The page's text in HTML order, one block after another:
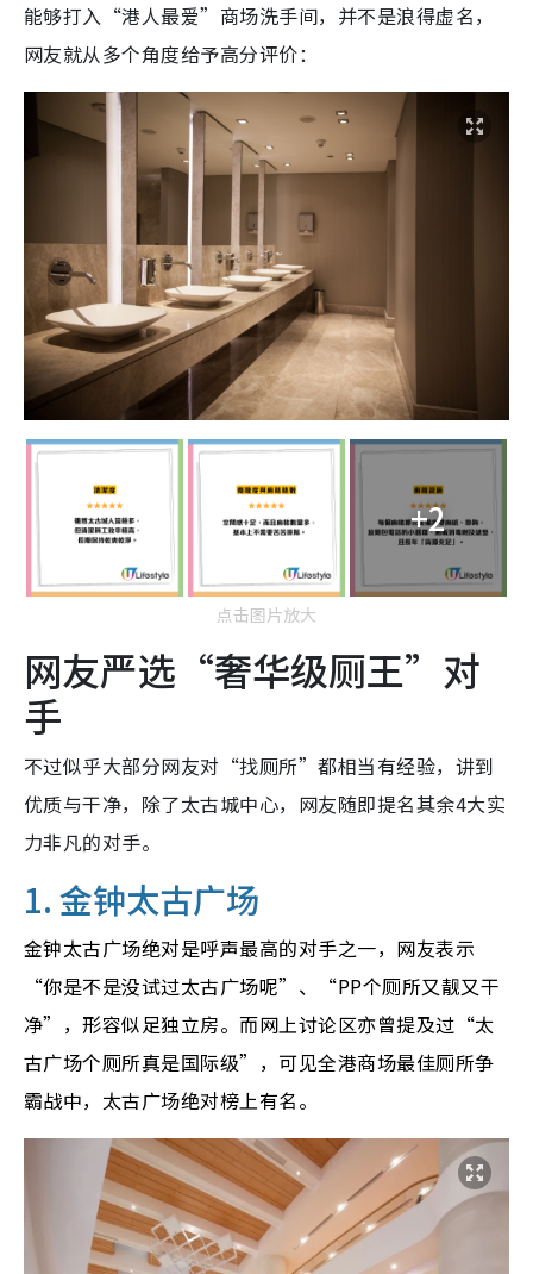
能够打入“港人最爱”商场洗手间，并不是浪得虚名，
网友就从多个角度给予高分评价：
+2
点击图片放大
网友严选“奢华级厕王”对
手
不过似乎大部分网友对“找厕所”都相当有经验，讲到
优质与干净，除了太古城中心，网友随即提名其余4大实
力非凡的对手。
1. 金钟太古广场
金钟太古广场绝对是呼声最高的对手之一，网友表示
“你是不是没试过太古广场呢”、“PP个厕所又靓又干
净”，形容似足独立房。而网上讨论区亦曾提及过“太
古广场个厕所真是国际级”，可见全港商场最佳厕所争
霸战中，太古广场绝对榜上有名。